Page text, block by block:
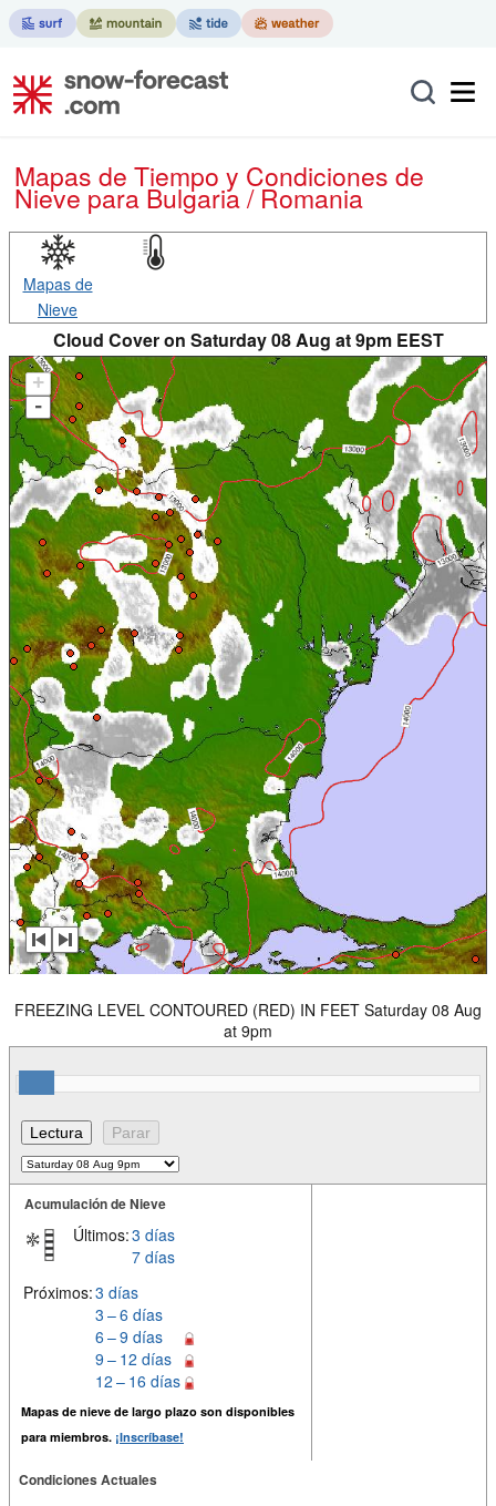
Mapas de Tiempo y Condiciones de
Nievepara Bulgaria / Romania
Mapas de
Nieve
Cloud Cover on Saturday 08 Aug at 9pm EEST
+
-
FREEZING LEVEL CONTOURED (RED) IN FEET Saturday 08 Aug
at 9pm
Acumulación de Nieve
Últimos:3 días
7 días
Próximos:3 días
3 – 6 días
6 – 9 días
9 – 12 días
12 – 16 días
Mapas de nieve de largo plazo son disponibles
para miembros. ¡Inscríbase!
Condiciones Actuales